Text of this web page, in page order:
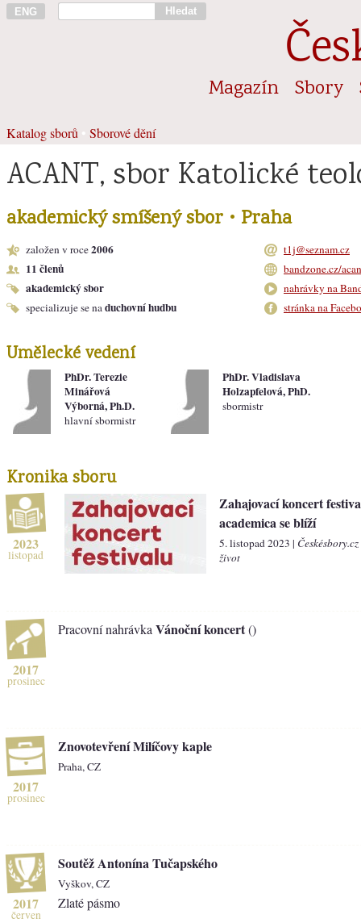
ENG Hledat
Magazín Sbory
Katalog sborů Sborové dění
ACANT, sbor Katolické
akademický smíšený sbor • Praha
založen v roce2006
11 členů
akademický sbor
specializuje se na duchovní hudbu
t1j@seznam.cz
bandzone.cz/
nahrávky na
stránka na
Umělecké vedení
PhDr. Terezie
Minářová
Výborná, Ph.D.
hlavní sbormistr
PhDr. Vladislava
Holzapfelová, PhD.
sbormistr
Kronika sboru
2023
listopad
Zahajovací koncert
academica se blíží
5. listopad 2023 |
život
2017
prosinec
Pracovní nahrávka Vánoční koncert()
2017
prosinec
Znovotevření Milíčovy kaple
Praha, CZ
2017
červen
Soutěž Antonína Tučapského
Vyškov, CZ
Zlaté pásmo